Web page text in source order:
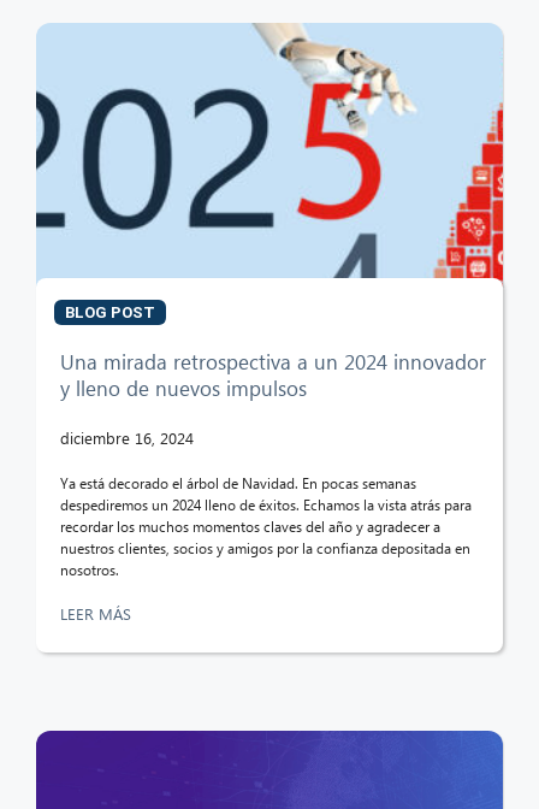
BLOG POST
Una mirada retrospectiva a un 2024 innovador
y lleno de nuevos impulsos
diciembre 16, 2024
Ya está decorado el árbol de Navidad. En pocas semanas
despediremos un 2024 lleno de éxitos. Echamos la vista atrás para
recordar los muchos momentos claves del año y agradecer a
nuestros clientes, socios y amigos por la confianza depositada en
nosotros.
LEER MÁS